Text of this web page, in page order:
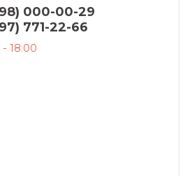
000-00-29
771-22-66
18:00